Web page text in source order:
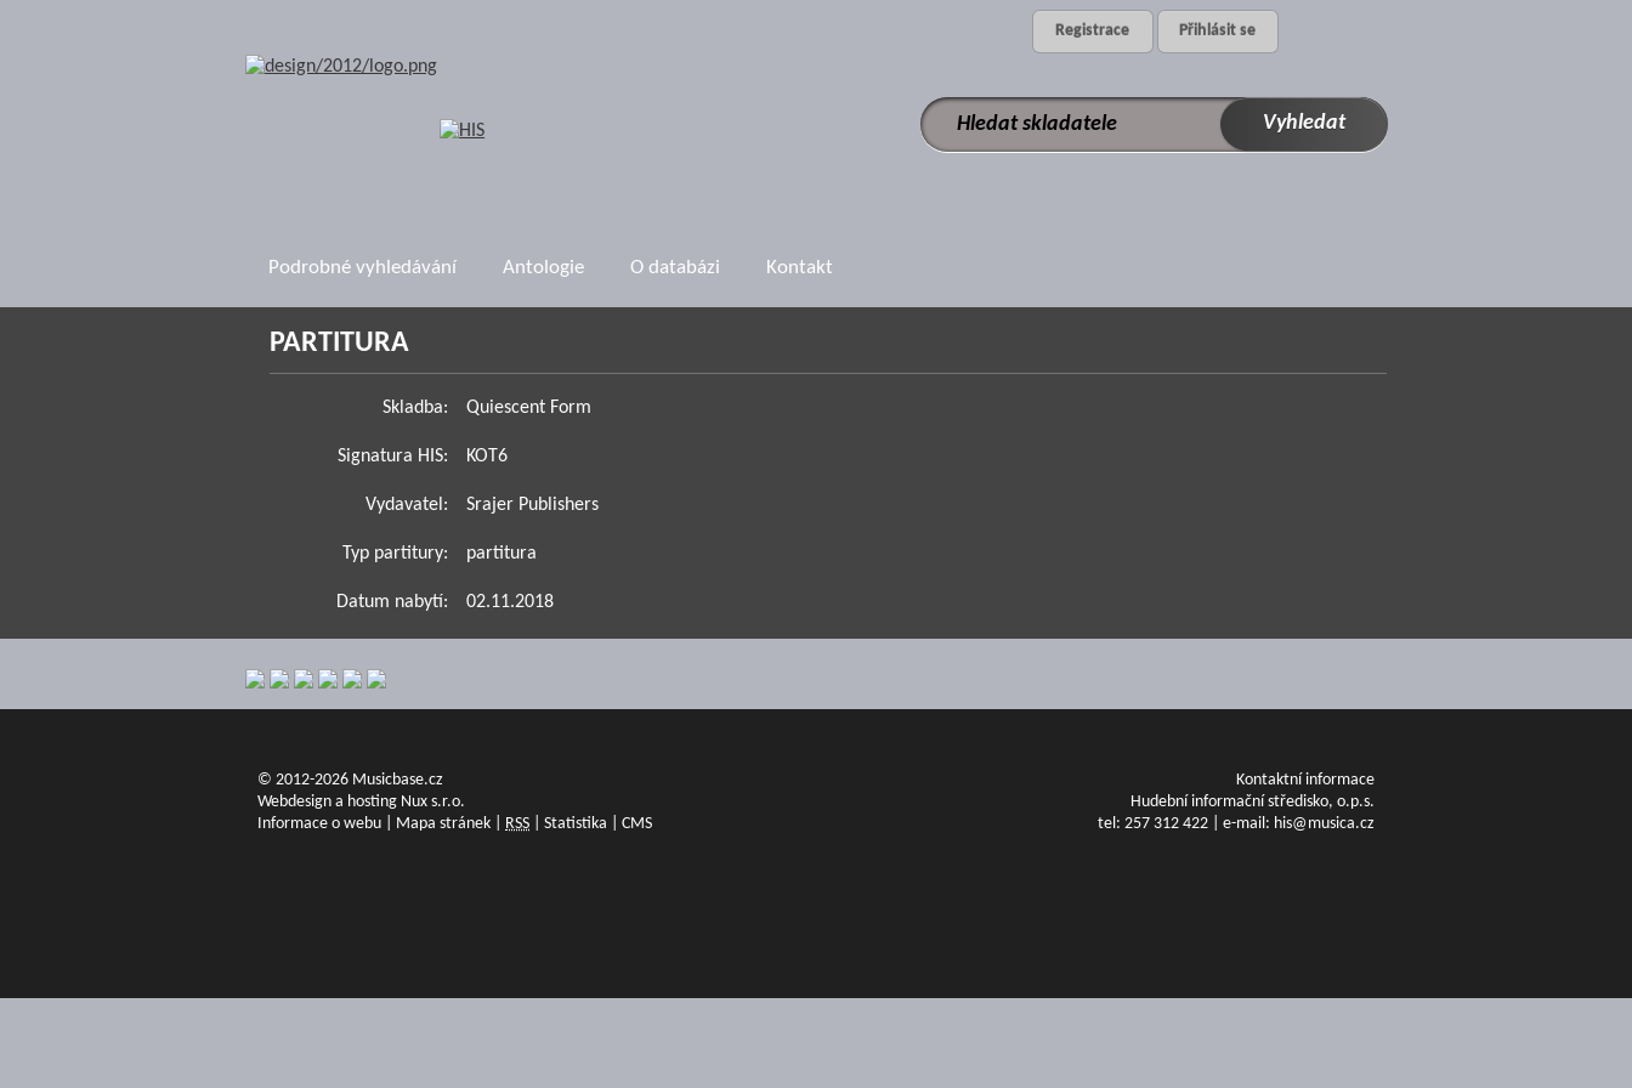
Registrace Přihlásit se
Podrobné vyhledávání Antologie O databázi Kontakt
PARTITURA
Skladba: Quiescent Form
Signatura HIS: KOT6
Vydavatel: Srajer Publishers
Typ partitury: partitura
Datum nabytí: 02.11.2018
© 2012-2026 Musicbase.cz
Webdesign a hosting Nux s.r.o.
Informace o webu
Mapa stránek RSS Statistika CMS
Kontaktní informace
Hudební informační středisko, o.p.s.
tel: 257 312 422 | e-mail: his@musica.cz